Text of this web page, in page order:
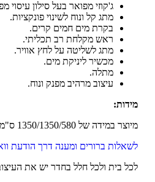
ג'קוזי מפואר בעל סילון עיסוי
מתג קל ונוח לשינוי פונקציות.
בקרת מים חמים קרים.
ראש מקלחת רב תכליתי.
מתג לשליטה על לחץ אוויר.
מכשיר ליניקת מים.
מתלה.
עיצוב מרהיב מפנק ונוח.
מידות:
מיוצר במידה של 1350/1350/580 ס"מ.
לשאלות ברורים ומענה דרך הודעת
לכל בית ולכל חלל בחדר יש את